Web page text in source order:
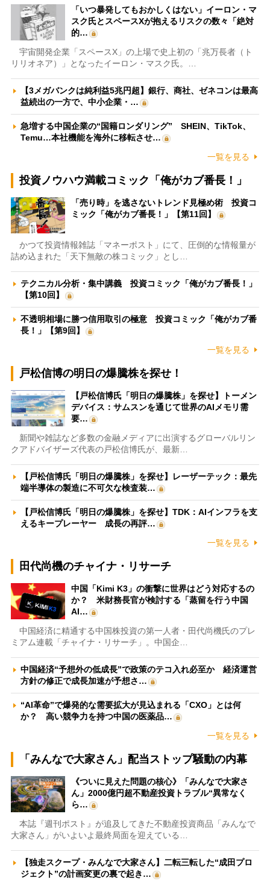
「いつ暴発してもおかしくはない」イーロン・マ
スク氏とスペースXが抱えるリスクの数々「絶対
的…
宇宙開発企業「スペースX」の上場で史上初の「兆万長者（ト
リリオネア）」となったイーロン・マスク氏。…
【3メガバンクは純利益5兆円超】銀行、商社、ゼネコンは最高
益続出の一方で、中小企業・…
急増する中国企業の“国籍ロンダリング” SHEIN、TikTok、
Temu…本社機能を海外に移転させ…
一覧を見る
投資ノウハウ満載コミック「俺がカブ番長！」
「売り時」を逃さないトレンド見極め術 投資コ
ミック「俺がカブ番長！」【第11回】
かつて投資情報雑誌「マネーポスト」にて、圧倒的な情報量が
詰め込まれた「天下無敵の株コミック」とし…
テクニカル分析・集中講義 投資コミック「俺がカブ番長！」
【第10回】
不透明相場に勝つ信用取引の極意 投資コミック「俺がカブ番
長！」【第9回】
一覧を見る
戸松信博の明日の爆騰株を探せ！
【戸松信博氏「明日の爆騰株」を探せ】トーメン
デバイス：サムスンを通じて世界のAIメモリ需
要…
新聞や雑誌など多数の金融メディアに出演するグローバルリン
クアドバイザーズ代表の戸松信博氏が、最新…
【戸松信博氏「明日の爆騰株」を探せ】レーザーテック：最先
端半導体の製造に不可欠な検査装…
【戸松信博氏「明日の爆騰株」を探せ】TDK：AIインフラを支
えるキープレーヤー 成長の再評…
一覧を見る
田代尚機のチャイナ・リサーチ
中国「Kimi K3」の衝撃に世界はどう対応するの
か？ 米財務長官が検討する「蒸留を行う中国
AI…
中国経済に精通する中国株投資の第一人者・田代尚機氏のプレ
ミアム連載「チャイナ・リサーチ」。中国企…
中国経済“予想外の低成長”で政策のテコ入れ必至か 経済運営
方針の修正で成長加速が予想さ…
“AI革命”で爆発的な需要拡大が見込まれる「CXO」とは何
か？ 高い競争力を持つ中国の医薬品…
一覧を見る
「みんなで大家さん」配当ストップ騒動の内幕
《ついに見えた問題の核心》「みんなで大家さ
ん」2000億円超不動産投資トラブル“異常なく
ら…
本誌『週刊ポスト』が追及してきた不動産投資商品「みんなで
大家さん」がいよいよ最終局面を迎えている…
【独走スクープ・みんなで大家さん】二転三転した“成田プロ
ジェクト”の計画変更の裏で起き…